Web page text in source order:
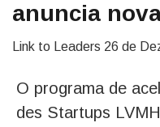
anuncia
Link to Leaders 26 de
O programa de
des Startups